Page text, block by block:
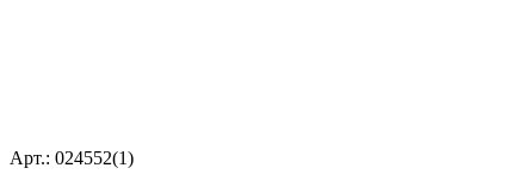
Арт.: 024552(1)